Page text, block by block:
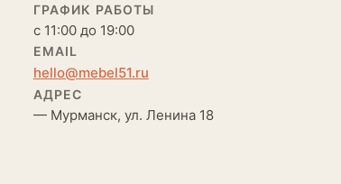
ГРАФИК РАБОТЫ
с 11:00 до 19:00
EMAIL
hello@mebel51.ru
АДРЕС
— Мурманск, ул. Ленина 18